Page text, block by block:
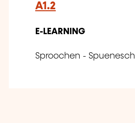
A1.2
E-LEARNING
Sproochen - Spuenesch